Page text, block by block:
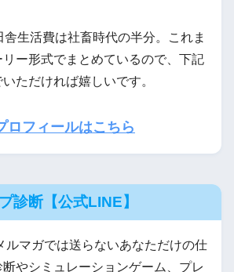
生活費は社畜時代の半分。これま
ー形式でまとめているので、下記
ただければ嬉しいです。
ロフィールはこちら
診断【公式LINE】
ルマガでは送らないあなただけの仕
やシミュレーションゲーム、プレ